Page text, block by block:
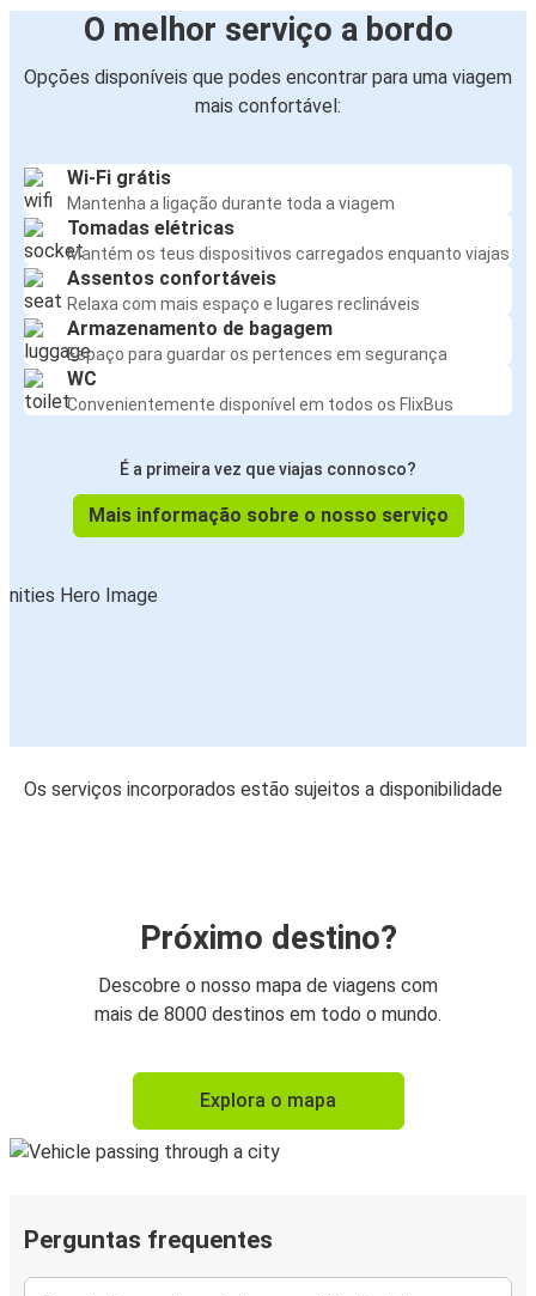
O melhor serviço a bordo
Opções disponíveis que podes encontrar para uma viagem
mais confortável:
Wi-Fi grátis
Mantenha a ligação durante toda a viagem
Tomadas elétricas
Mantém os teus dispositivos carregados enquanto viajas
Assentos confortáveis
Relaxa com mais espaço e lugares reclináveis
Armazenamento de bagagem
Espaço para guardar os pertences em segurança
WC
Convenientemente disponível em todos os FlixBus
É a primeira vez que viajas connosco?
Mais informação sobre o nosso serviço
Os serviços incorporados estão sujeitos a disponibilidade
Próximo destino?
Descobre o nosso mapa de viagens com
mais de 8000 destinos em todo o mundo.
Explora o mapa
Perguntas frequentes